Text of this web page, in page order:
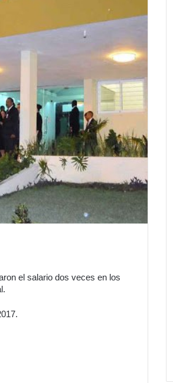
el salario dos veces en los